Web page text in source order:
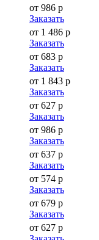
от 986 р
Заказать
от 1 486 р
Заказать
от 683 р
Заказать
от 1 843 р
Заказать
от 627 р
Заказать
от 986 р
Заказать
от 637 р
Заказать
от 574 р
Заказать
от 679 р
Заказать
от 627 р